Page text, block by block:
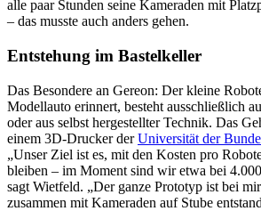
alle paar Stunden seine Kameraden mit
– das musste auch anders gehen.
Entstehung im Bastelkeller
Das Besondere an Gereon: Der kleine
Modellauto erinnert, besteht ausschließlich
oder aus selbst hergestellter Technik. Das
einem 3D-Drucker derUniversität der
„Unser Ziel ist es, mit den Kosten pro
bleiben – im Moment sind wir etwa bei
sagt Wietfeld. „Der ganze Prototyp ist bei
zusammen mit Kameraden auf Stube